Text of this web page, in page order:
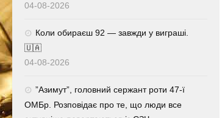
04-08-2026
Коли обираєш 92 — завжди у виграші.
🇺🇦
04-08-2026
⁨”Азимут”, головний сержант роти 47-ї
ОМБр. Розповідає про те, що люди все